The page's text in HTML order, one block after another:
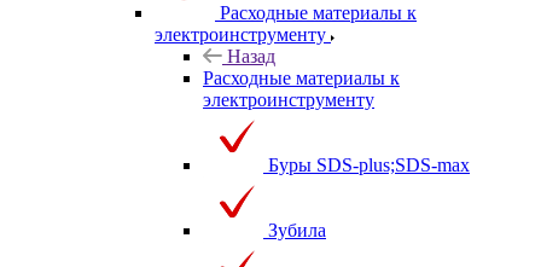
Расходные материалы к
электроинструменту
Назад
Расходные материалы к
электроинструменту
Буры SDS-plus;SDS-max
Зубила